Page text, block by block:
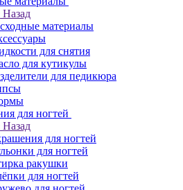
Назад
материалы
для снятия
для кутикулы
для педикюра
для ногтей
Назад
для ногтей
для ногтей
ракушки
для ногтей